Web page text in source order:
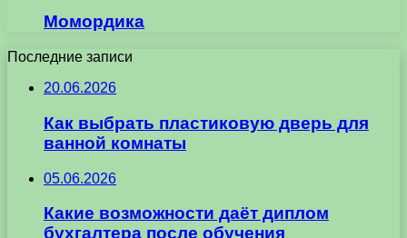
Момордика
Последние записи
20.06.2026
Как выбрать пластиковую дверь для
ванной комнаты
05.06.2026
Какие возможности даёт диплом
бухгалтера после обучения